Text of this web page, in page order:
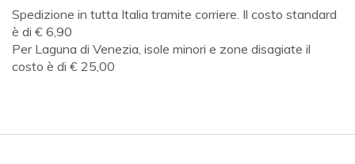
Spedizione in tutta Italia tramite corriere. Il costo standard
è di € 6,90
Per Laguna di Venezia, isole minori e zone disagiate il
costo è di € 25,00